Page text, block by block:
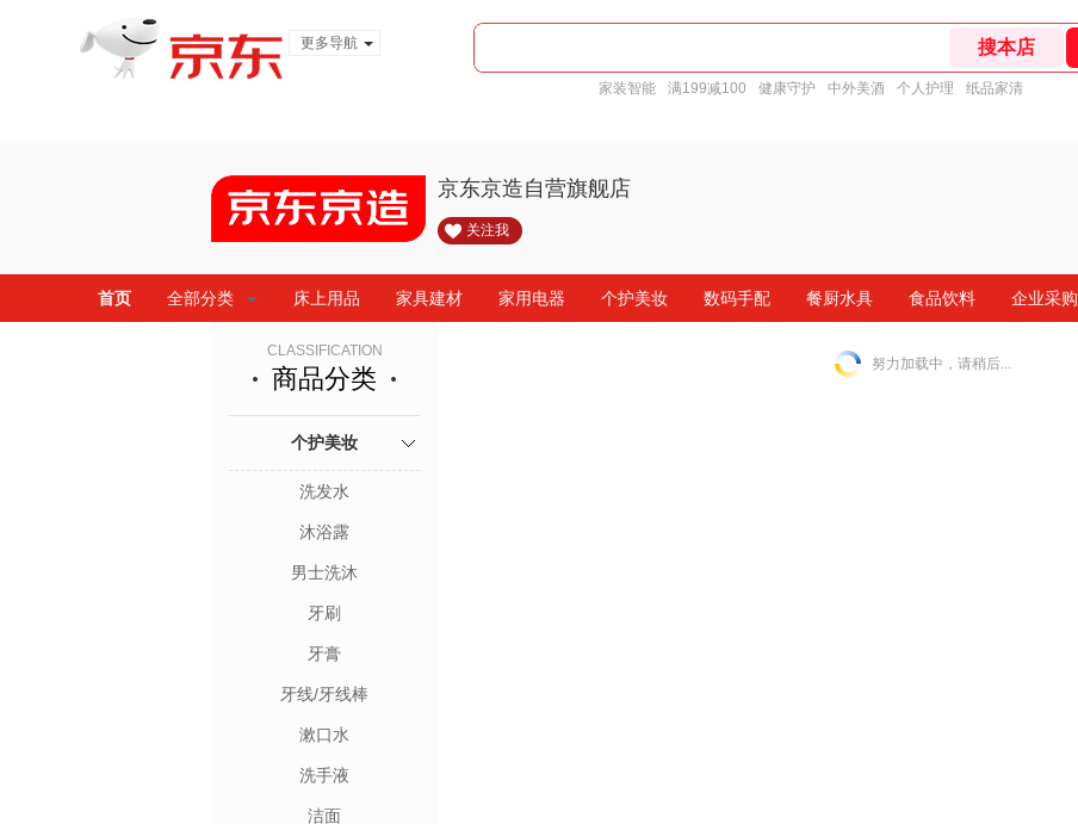
更多导航
家装智能 满199减100 健康守护 中外美酒 个人护理 纸品家清
京东京造自营旗舰店
关注我
首页 全部分类 床上用品 家具建材 家用电器 个护美妆 数码手配 餐厨水具 食品饮料 企业采购
CLASSIFICATION
商品分类
个护美妆
洗发水
沐浴露
男士洗沐
牙刷
牙膏
牙线/牙线棒
漱口水
洗手液
洁面
努力加载中，请稍后...